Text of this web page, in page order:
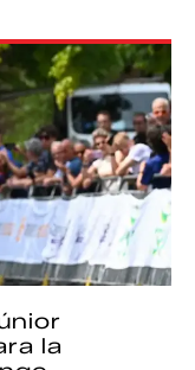
la